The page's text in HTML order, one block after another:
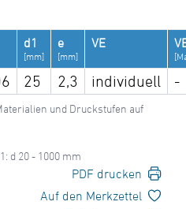
d1
[mm]
e
[mm]
VE
25 2,3 individuell -
und Druckstufen auf
d 20 - 1000 mm
PDF drucken
Auf den Merkzettel